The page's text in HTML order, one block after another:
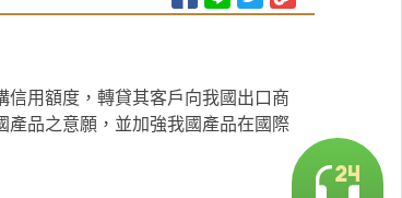
用額度，轉貸其客戶向我國出口商
品之意願，並加強我國產品在國際